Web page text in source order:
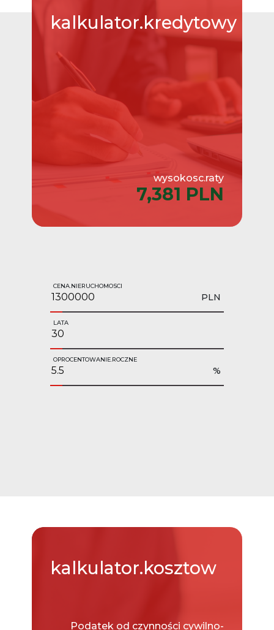
kalkulator.kredytowy
wysokosc.raty
7,381 PLN
CENA.NIERUCHOMOSCI
PLN
LATA
OPROCENTOWANIE.ROCZNE
%
kalkulator.kosztow
Podatek od czynności cywilno-